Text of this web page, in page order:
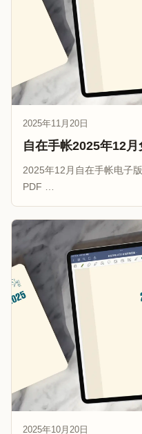
2025年11月20日
自在手帐2025年12
2025年12月自在手帐电子
PDF …
2025年10月20日